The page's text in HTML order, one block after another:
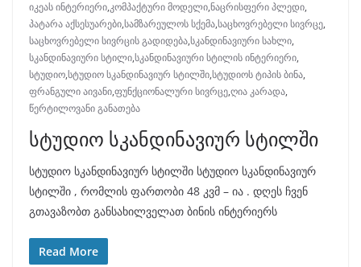
იკეას ინტერიერი,კომპაქტური მოდელი,ნაცრისფერი პლედი,
პატარა აქსესუარები,სამზარეულოს სქემა,საცხოვრებელი სივრცე,
საცხოვრებელი სივრცის გადიდება,სკანდინავიური სახლი,
სკანდინავიური სტილი,სკანდინავიური სტილის ინტერიერი,
სტუდიო,სტუდიო სკანდინავიურ სტილში,სტუდიოს ტიპის ბინა,
ფრანგული აივანი,ფუნქციონალური სივრცე,ღია კარადა,
წერტილოვანი განათება
სტუდიო სკანდინავიურ სტილში
სტუდიო სკანდინავიურ სტილში სტუდიო სკანდინავიურ
სტილში , რომლის ფართობი 48 კვმ – ია . დღეს ჩვენ
გთავაზობთ განსახილველათ ბინის ინტერიერს
Read More